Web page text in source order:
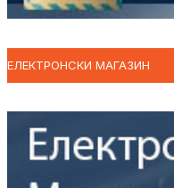
ЕЛЕКТРОНСКИ МАГАЗИН